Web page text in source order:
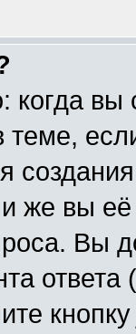
когда
же вы её
Вы
ответа